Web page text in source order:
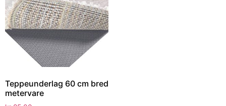
Teppeunderlag 60 cm bred
metervare